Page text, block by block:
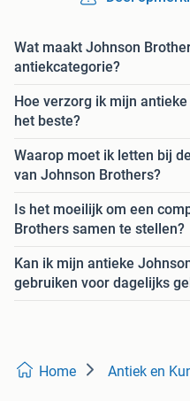
Wat maakt Johnson
antiekcategorie?
Hoe verzorg ik mijn
het beste?
Waarop moet ik letten bij
van Johnson Brothers?
Is het moeilijk om een
Brothers samen te stellen?
Kan ik mijn antieke
gebruiken voor dagelijks
Home Antiek en